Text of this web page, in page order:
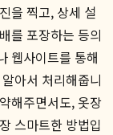
을 찍고, 상세 설
를 포장하는 등의
웹사이트를 통해
아서 처리해줍니
해주면서도, 옷장
스마트한 방법입